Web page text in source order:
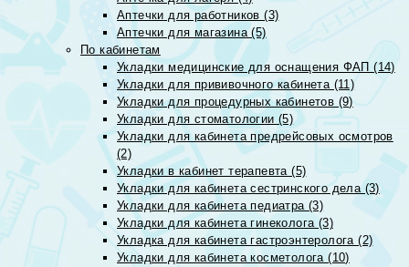
Аптечки для работников (3)
Аптечки для магазина (5)
По кабинетам
Укладки медицинские для оснащения ФАП (14)
Укладки для прививочного кабинета (11)
Укладки для процедурных кабинетов (9)
Укладки для стоматологии (5)
Укладки для кабинета предрейсовых осмотров
(2)
Укладки в кабинет терапевта (5)
Укладки для кабинета сестринского дела (3)
Укладки для кабинета педиатра (3)
Укладки для кабинета гинеколога (3)
Укладка для кабинета гастроэнтеролога (2)
Укладки для кабинета косметолога (10)